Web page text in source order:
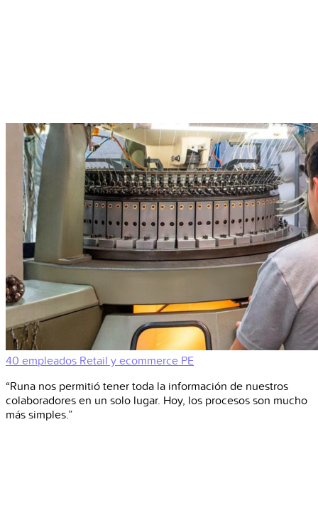
40 empleados Retail y ecommerce PE
“Runa nos permitió tener toda la información de nuestros
colaboradores en un solo lugar. Hoy, los procesos son mucho
más simples.”